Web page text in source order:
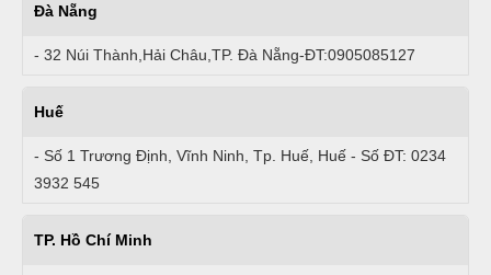
Đà Nẵng
- 32 Núi Thành,Hải Châu,TP. Đà Nẵng-ĐT:0905085127
Huế
- Số 1 Trương Định, Vĩnh Ninh, Tp. Huế, Huế - Số ĐT: 0234
3932 545
TP. Hồ Chí Minh